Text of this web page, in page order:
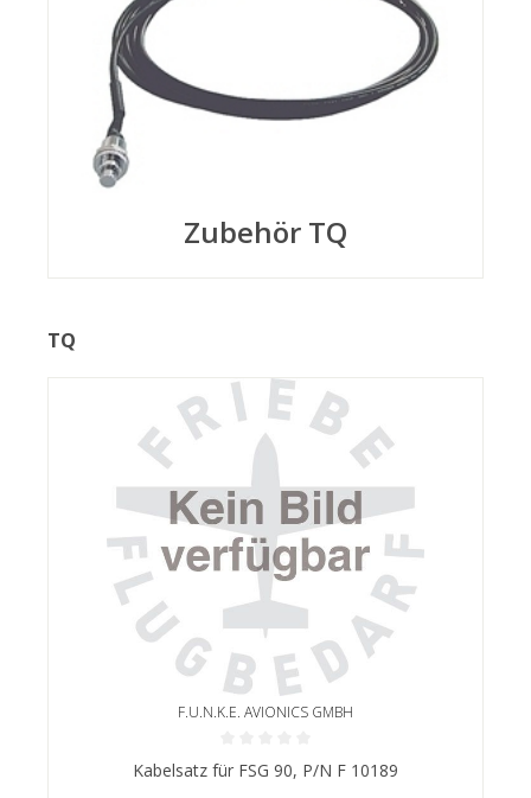
Zubehör TQ
TQ
F.U.N.K.E. AVIONICS GMBH
Durchschnittliche Bewertung von 0 von 5 Sternen
Kabelsatz für FSG 90, P/N F 10189